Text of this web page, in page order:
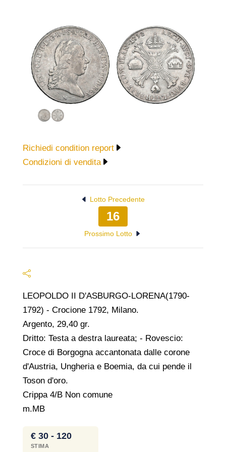
Richiedi condition report
Condizioni di vendita
Lotto Precedente
16
Prossimo Lotto
LEOPOLDO II D'ASBURGO-LORENA(1790-
1792) - Crocione 1792, Milano.
Argento, 29,40 gr.
Dritto: Testa a destra laureata; - Rovescio:
Croce di Borgogna accantonata dalle corone
d'Austria, Ungheria e Boemia, da cui pende il
Toson d'oro.
Crippa 4/B Non comune
m.MB
€ 30 - 120
STIMA